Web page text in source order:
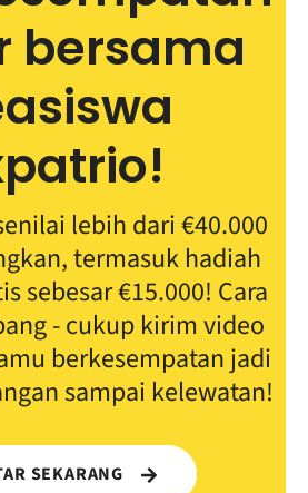
bersama
lebih dari €40.000
termasuk hadiah
sebesar €15.000! Cara
- cukup kirim video
berkesempatan jadi
sampai kelewatan!
SEKARANG